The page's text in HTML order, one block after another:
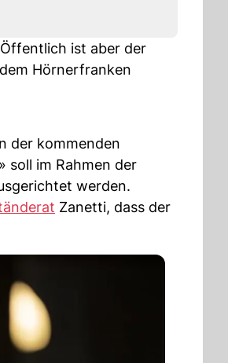
ist aber der
Hörnerfranken
der kommenden
soll im Rahmen der
werden.
Zanetti, dass der